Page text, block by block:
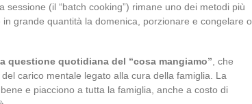
sessione (il “batch cooking”) rimane uno dei metodi più
grande quantità la domenica, porzionare e congelare o
questione quotidiana del “cosa mangiamo” , che
carico mentale legato alla cura della famiglia. La
e piacciono a tutta la famiglia, anche a costo di